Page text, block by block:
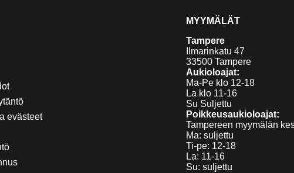
evästeet
MYYMÄLÄT
Tampere
Ilmarinkatu 47
33500 Tampere
Aukioloajat:
Ma-Pe klo 12-18
La klo 11-16
Su Suljettu
Poikkeusaukioloajat:
Tampereen myymälän
Ma: suljettu
Ti-pe: 12-18
La: 11-16
Su: suljettu